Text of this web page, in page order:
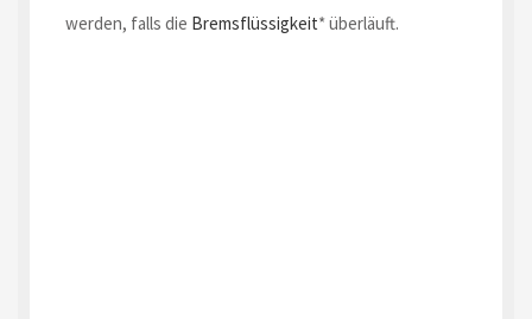
werden, falls die Bremsflüssigkeit* überläuft.